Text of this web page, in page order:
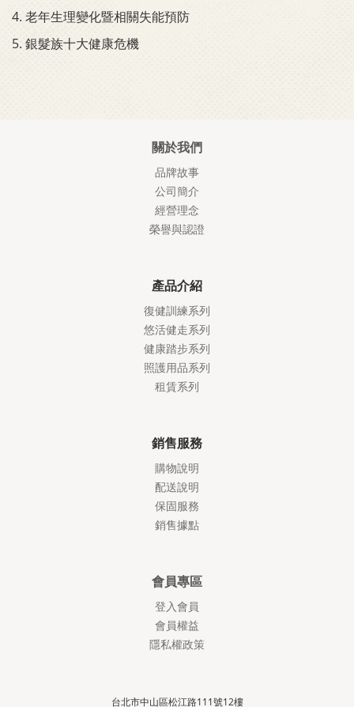
4. 老年生理變化暨相關失能預防
5. 銀髮族十大健康危機
關於我們
品牌故事
公司簡介
經營理念
榮譽與認證
產品介紹
復健訓練系列
悠活健走系列
健康踏步系列
照護用品系列
租賃系列
銷售服務
購物說明
配送說明
保固服務
銷售據點
會員專區
登入會員
會員權益
隱私權政策
台北市中山區松江路111號12樓